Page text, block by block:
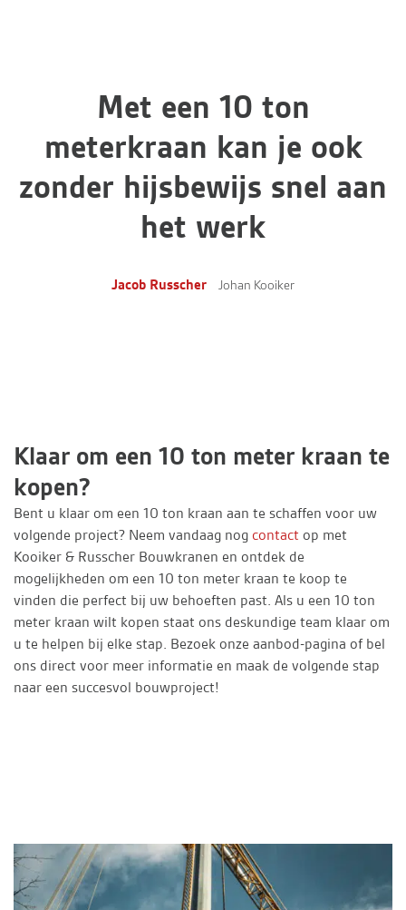
Met een 10 ton
meterkraan kan je ook
zonder hijsbewijs snel aan
het werk
Jacob Russcher Johan Kooiker
Klaar om een 10 ton meter kraan te
kopen?
Bent u klaar om een 10 ton kraan aan te schaffen voor uw
volgende project? Neem vandaag nog contact op met
Kooiker & Russcher Bouwkranen en ontdek de
mogelijkheden om een 10 ton meter kraan te koop te
vinden die perfect bij uw behoeften past. Als u een 10 ton
meter kraan wilt kopen staat ons deskundige team klaar om
u te helpen bij elke stap. Bezoek onze aanbod-pagina of bel
ons direct voor meer informatie en maak de volgende stap
naar een succesvol bouwproject!